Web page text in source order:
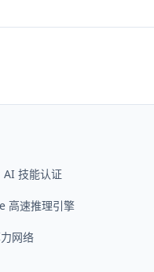
AI 技能认证
高速推理引擎
网络